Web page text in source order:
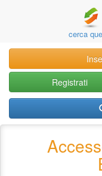
cerca
Registrati